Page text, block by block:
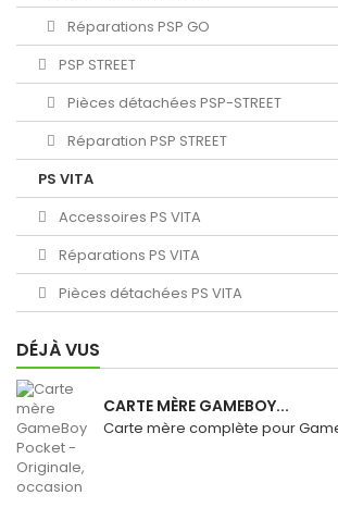
Réparations PSP GO
PSP STREET
Pièces détachées PSP-STREET
Réparation PSP STREET
PS VITA
Accessoires PS VITA
Réparations PS VITA
Pièces détachées PS VITA
DÉJÀ VUS
CARTE MÈRE GAMEBOY...
Carte mère complète pour